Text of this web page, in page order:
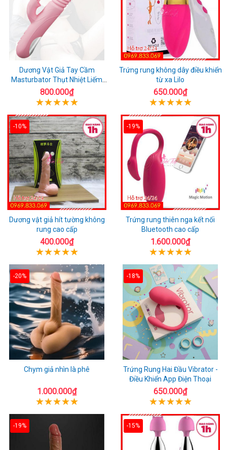
Dương Vật Giả Tay Cầm
Masturbator Thụt Nhiệt Liếm
Rung
800.000₫
Trứng rung không dây điều khiển
từ xa Lilo
650.000₫
-10%
Dương vật giả hít tường không
rung cao cấp
400.000₫
-19%
Trứng rung thiên nga kết nối
Bluetooth cao cấp
1.600.000₫
-20%
Chym giả nhìn là phê
1.000.000₫
-18%
Trứng Rung Hai Đầu Vibrator -
Điều Khiển App Điện Thoại
650.000₫
-19% -15%